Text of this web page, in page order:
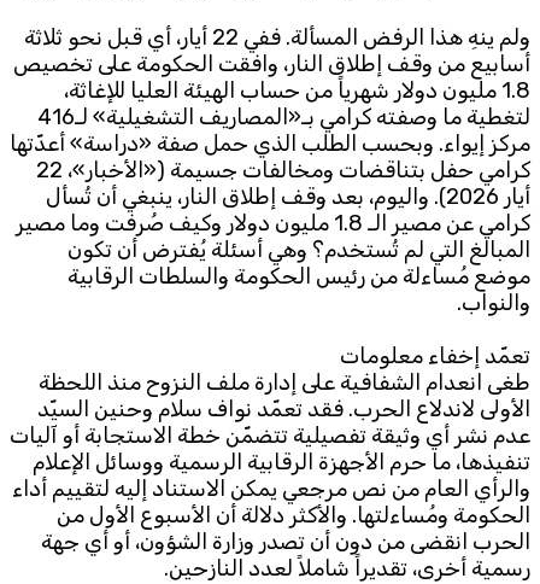
ولم ينهِ هذا الرفض المسألة. ففي 22 أيار، أي قبل نحو ثلاثة
أسابيع من وقف إطلاق النار، وافقت الحكومة على تخصيص
1.8 مليون دولار شهرياً من حساب الهيئة العليا للإغاثة،
لتغطية ما وصفته كرامي بـ«المصاريف التشغيلية» لـ416
مركز إيواء. وبحسب الطلب الذي حمل صفة «دراسة» أعدّتها
كرامي حفل بتناقضات ومخالفات جسيمة («الأخبار»، 22
أيار 2026). واليوم، بعد وقف إطلاق النار، ينبغي أن تُسأل
كرامي عن مصير الـ 1.8 مليون دولار وكيف صُرفت وما مصير
المبالغ التي لم تُستخدم؟ وهي أسئلة يُفترض أن تكون
موضع مُساءلة من رئيس الحكومة والسلطات الرقابية
والنواب.
تعمّد إخفاء معلومات
طغى انعدام الشفافية على إدارة ملف النزوح منذ اللحظة
الأولى لاندلاع الحرب. فقد تعمّد نواف سلام وحنين السيّد
عدم نشر أي وثيقة تفصيلية تتضمّن خطة الاستجابة أو آليات
تنفيذها، ما حرم الأجهزة الرقابية الرسمية ووسائل الإعلام
والرأي العام من نص مرجعي يمكن الاستناد إليه لتقييم أداء
الحكومة ومُساءلتها. والأكثر دلالة أن الأسبوع الأول من
الحرب انقضى من دون أن تصدر وزارة الشؤون، أو أي جهة
رسمية أخرى، تقديراً شاملاً لعدد النازحين.